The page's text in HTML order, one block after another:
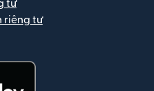
tư
riêng tư